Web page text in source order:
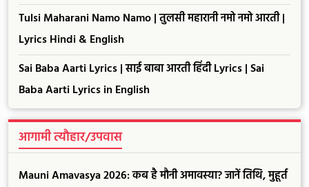
Tulsi Maharani Namo Namo | तुलसी महारानी नमो नमो आरती |
Lyrics Hindi & English
Sai Baba Aarti Lyrics | साई बाबा आरती हिंदी Lyrics | Sai
Baba Aarti Lyrics in English
आगामी त्यौहार/उपवास
Mauni Amavasya 2026: कब है मौनी अमावस्या? जानें तिथि, मुहूर्त